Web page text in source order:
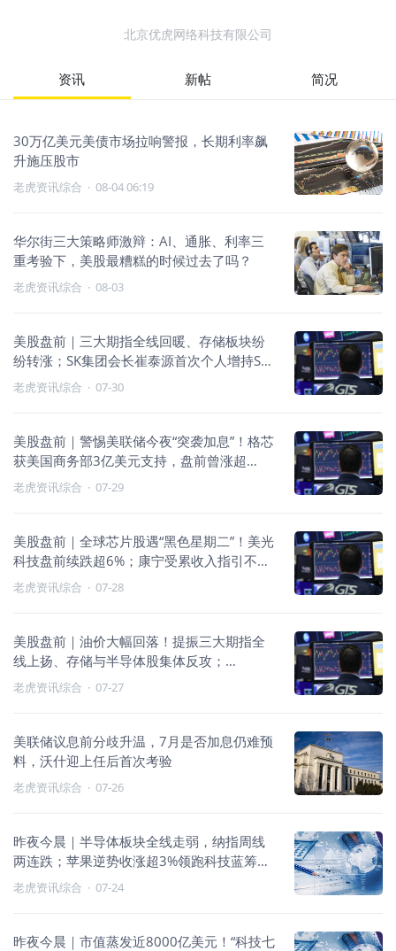
北京优虎网络科技有限公司
资讯 新帖 简况
30万亿美元美债市场拉响警报，长期利率飙
升施压股市
老虎资讯综合 · 08-04 06:19
华尔街三大策略师激辩：AI、通胀、利率三
重考验下，美股最糟糕的时候过去了吗？
老虎资讯综合 · 08-03
美股盘前｜三大期指全线回暖、存储板块纷
纷转涨；SK集团会长崔泰源首次个人增持SK
海力士；微软盘前涨超10%，云业务同比增
老虎资讯综合 · 07-30
美股盘前｜警惕美联储今夜“突袭加息”！格芯
获美国商务部3亿美元支持，盘前曾涨超
16%；微软、Meta盘后财报来袭
老虎资讯综合 · 07-29
美股盘前｜全球芯片股遇“黑色星期二”！美光
科技盘前续跌超6%；康宁受累收入指引不
够“惊喜”绩后暴跌15%
老虎资讯综合 · 07-28
美股盘前｜油价大幅回落！提振三大期指全
线上扬、存储与半导体股集体反攻；
TrendForce称英伟达与博通CPO交换机开始
老虎资讯综合 · 07-27
美联储议息前分歧升温，7月是否加息仍难预
料，沃什迎上任后首次考验
老虎资讯综合 · 07-26
昨夜今晨｜半导体板块全线走弱，纳指周线
两连跌；苹果逆势收涨超3%领跑科技蓝筹；
SpaceX星舰在美国IPO后首次试飞中成功升
老虎资讯综合 · 07-24
昨夜今晨｜市值蒸发近8000亿美元！“科技七